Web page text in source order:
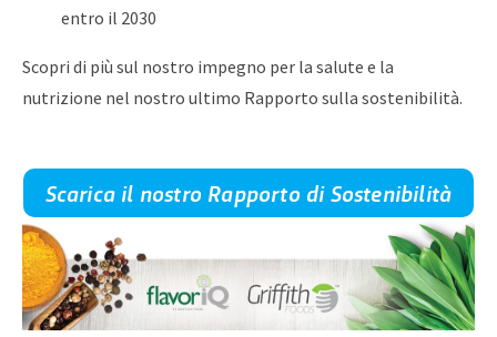
entro il 2030
Scopri di più sul nostro impegno per la salute e la
nutrizione nel nostro ultimo Rapporto sulla sostenibilità.
Scarica il nostro Rapporto di Sostenibilità